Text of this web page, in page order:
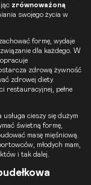
zrównoważoną
swojego życia w
formę, wydaje
dla każdego. W
zdrową żywność
zdrowej diety.
restauracyjnej, pełne
cieszy się dużym
świetną formę,
masę mięśniową.
młodych mam,
i tak dalej.